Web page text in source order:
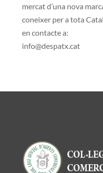
mercat d’una nova
coneixer per a tota
en contacte a:
info@despatx.cat